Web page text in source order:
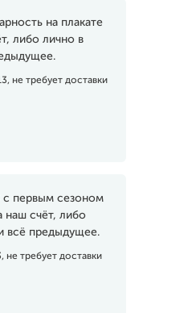
на плакате
либо лично в
не требует доставки
с первым сезоном
наш счёт, либо
всё предыдущее.
не требует доставки